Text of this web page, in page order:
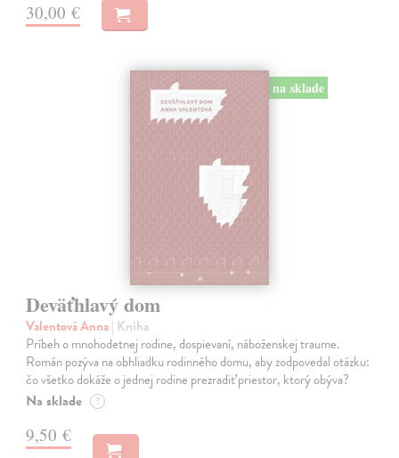
30,00 €
na sklade
Deväťhlavý dom
Valentová Anna| Kniha
Príbeh o mnohodetnej rodine, dospievaní, náboženskej traume.
Román pozýva na obhliadku rodinného domu, aby zodpovedal otázku:
čo všetko dokáže o jednej rodine prezradiť priestor, ktorý obýva?
Na sklade ?
9,50 €